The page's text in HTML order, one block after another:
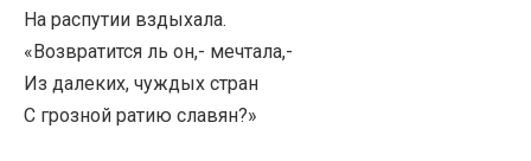
На распутии вздыхала.
«Возвратится ль он,- мечтала,-
Из далеких, чуждых стран
С грозной ратию славян?»